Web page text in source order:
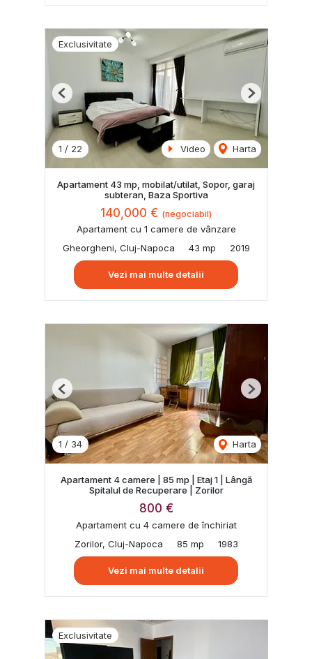
Exclusivitate
1 / 22 Video Harta
Previous Next
Apartament 43 mp, mobilat/utilat, Sopor, garaj
subteran, Baza Sportiva
140,000 € (negociabil)
Apartament cu 1 camere de vânzare
Gheorgheni, Cluj-Napoca
43 mp 2019
Vezi mai multe detalii
1 / 34 Harta
Previous Next
Apartament 4 camere | 85 mp | Etaj 1 | Lângă
Spitalul de Recuperare | Zorilor
800 €
Apartament cu 4 camere de închiriat
Zorilor, Cluj-Napoca
85 mp 1983
Vezi mai multe detalii
Exclusivitate